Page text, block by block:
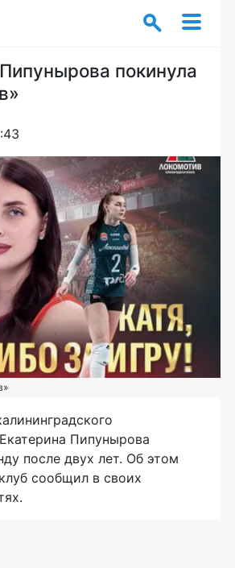
покинула
Пипунырова
после двух лет. Об этом
сообщил в своих